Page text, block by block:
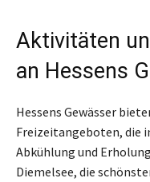
Aktivitäten
an Hessens
Hessens Gewässer
Freizeitangeboten, die
Abkühlung und
Diemelsee, die